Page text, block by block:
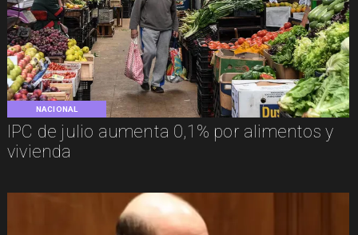
NACIONAL
IPC de julio aumenta 0,1% por alimentos y
vivienda